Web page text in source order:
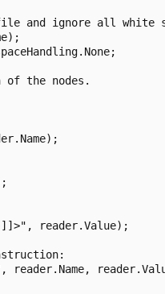
and ignore all white
of the nodes.
reader.Value);
reader.Name,